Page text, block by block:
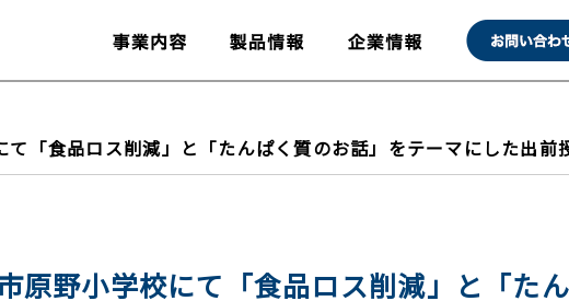
て「食品ロス削減」と「たんぱく質のお話」をテーマにした出前
原野小学校にて「食品ロス削減」と「た